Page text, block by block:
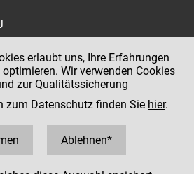
(für Mitarbeiter:innen)
erlaubt uns, Ihre Erfahrungen
Wir verwenden Cookies
zur Qualitätssicherung
zum Datenschutz finden Sie hier.
Ablehnen*